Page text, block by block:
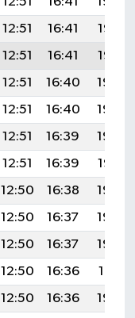
12:51 16:41
19:53
12:51 16:41
19:52
12:51 16:40
19:50
12:51 16:40
19:49
12:51 16:39
19:48
12:51 16:39
19:47
12:50 16:38
19:45
12:50 16:37
19:44
12:50 16:37
19:43
12:50 16:36
19:41
12:50 16:36
19:40